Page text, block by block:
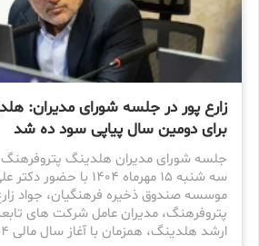
زارع پور در جلسه شورای مدیران:
برای دومین سال پیاپی سود ده شد
جلسه شورای مدیران هلدینگ
سه شنبه 15 مهرماه 1404
موسسه صندوق ذخیره فرهنگیان، جواد
پتروفرهنگ، مدیران عامل شرکت های
ارشد هلدینگ، همزمان با آغاز سال مالی 1404-1405 برگزار شد.